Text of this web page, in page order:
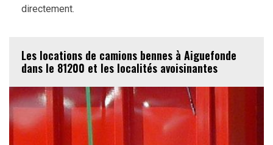
directement.
Les locations de camions bennes à Aiguefonde
dans le 81200 et les localités avoisinantes